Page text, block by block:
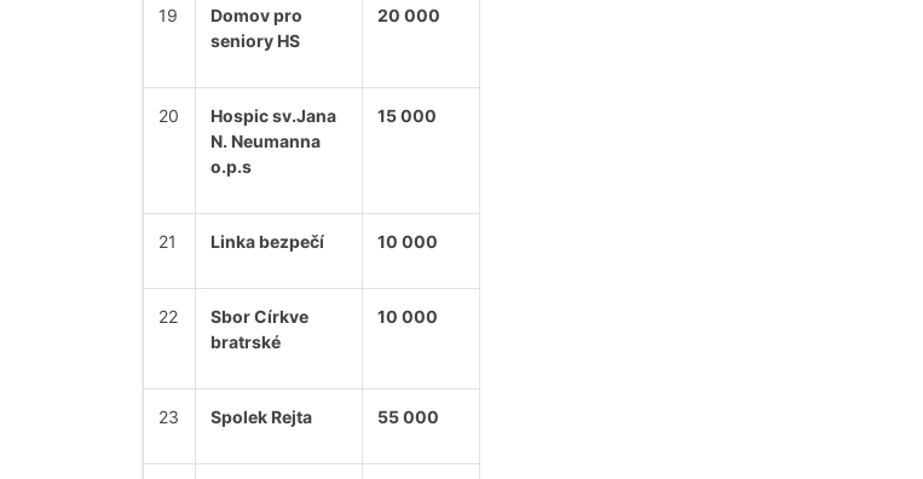
19
Domov pro
seniory HS
20 000
20
Hospic sv.Jana
N. Neumanna
o.p.s
15 000
21 Linka bezpečí 10 000
22
Sbor Církve
bratrské
10 000
23 Spolek Rejta 55 000